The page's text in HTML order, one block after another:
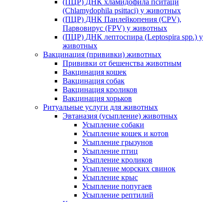
(ПЦР) ДНК хламидофила пситаци
(Chlamydophila psittaci) у животных
(ПЦР) ДНК Панлейкопения (CPV),
Парвовирус (FPV) у животных
(ПЦР) ДНК лептоспира (Leptospira spp.) у
животных
Вакцинация (прививки) животных
Прививки от бешенства животным
Вакцинация кошек
Вакцинация собак
Вакцинация кроликов
Вакцинация хорьков
Ритуальные услуги для животных
Эвтаназия (усыпление) животных
Усыпление собаки
Усыпление кошек и котов
Усыпление грызунов
Усыпление птиц
Усыпление кроликов
Усыпление морских свинок
Усыпление крыс
Усыпление попугаев
Усыпление рептилий